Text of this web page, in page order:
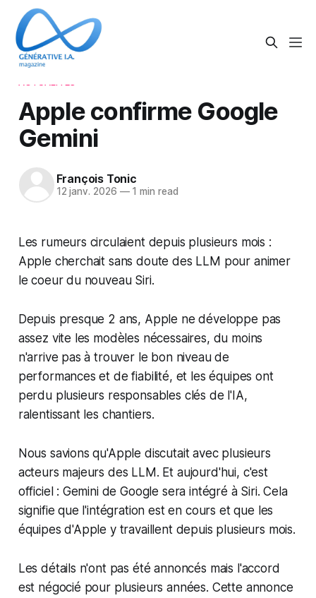
Apple confirme Google
Gemini
François Tonic
12 janv. 2026 —1 min read
Les rumeurs circulaient depuis plusieurs mois :
Apple cherchait sans doute des LLM pour animer
le coeur du nouveau Siri.
Depuis presque 2 ans, Apple ne développe pas
assez vite les modèles nécessaires, du moins
n'arrive pas à trouver le bon niveau de
performances et de fiabilité, et les équipes ont
perdu plusieurs responsables clés de l'IA,
ralentissant les chantiers.
Nous savions qu'Apple discutait avec plusieurs
acteurs majeurs des LLM. Et aujourd'hui, c'est
officiel : Gemini de Google sera intégré à Siri. Cela
signifie que l'intégration est en cours et que les
équipes d'Apple y travaillent depuis plusieurs mois.
Les détails n'ont pas été annoncés mais l'accord
est négocié pour plusieurs années. Cette annonce